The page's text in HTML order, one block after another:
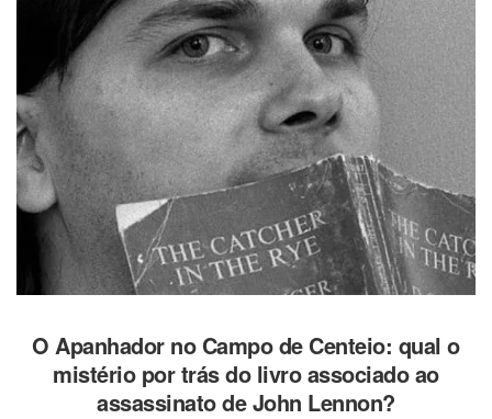
O Apanhador no Campo de Centeio: qual o
mistério por trás do livro associado ao
assassinato de John Lennon?